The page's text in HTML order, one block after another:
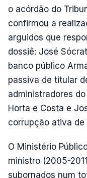
o acórdão do
confirmou a
arguidos que
dossiê: José
banco público
passiva de titular
administradores
Horta e Costa e
corrupção ativa
O Ministério
ministro (2005-
subornados num